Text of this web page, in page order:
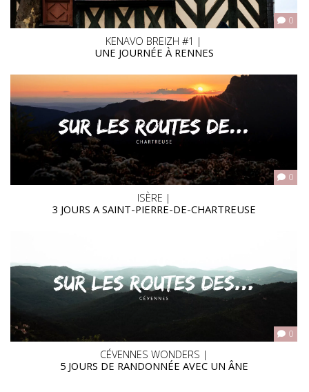
0
KENAVO BREIZH #1 |
UNE JOURNÉE À RENNES
0
ISÈRE |
3 JOURS A SAINT-PIERRE-DE-CHARTREUSE
0
CÉVENNES WONDERS |
5 JOURS DE RANDONNÉE AVEC UN ÂNE